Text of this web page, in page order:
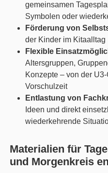
gemeinsamen
Symbolen oder
Förderung von
der Kinder im Kitaalltag
Flexible
Altersgruppen,
Konzepte – von der
Vorschulzeit
Entlastung von
Ideen und direkt
wiederkehrende
Materialien für
und Morgenkreis